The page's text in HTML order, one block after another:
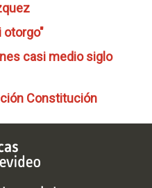
otorgo"
casi medio siglo
Constitución